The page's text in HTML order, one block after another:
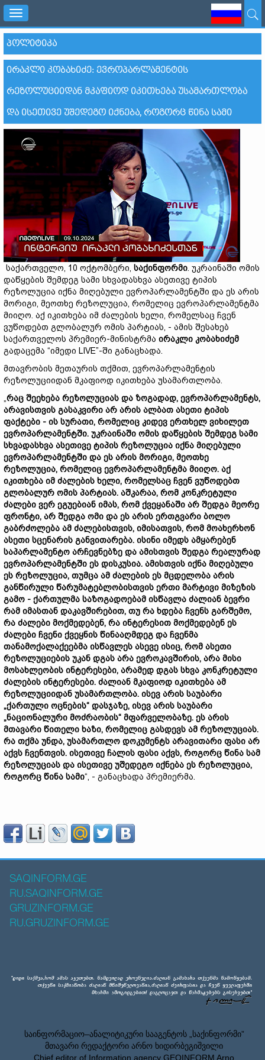
Toggle
navigation
ᲞᲝᲚᲘᲢᲘᲙᲐ
ᲘᲠᲐᲙᲚᲘ ᲙᲝᲑᲐᲮᲘᲫᲔ: ᲔᲕᲠᲝᲞᲐᲠᲚᲐᲛᲔᲜᲢᲘᲡ
ᲠᲔᲖᲝᲚᲣᲪᲘᲘᲓᲐᲜ ᲛᲙᲐᲤᲘᲝᲓ ᲘᲙᲘᲗᲮᲔᲑᲐ ᲣᲡᲐᲛᲐᲠᲗᲚᲝᲑᲐ
ᲓᲐ ᲘᲡᲔᲗᲘᲕᲔ ᲣᲨᲔᲓᲔᲒᲝ ᲘᲥᲜᲔᲑᲐ, ᲠᲝᲒᲝᲠᲪ ᲬᲘᲜᲐ ᲡᲐᲛᲘ
საქართველო, 10 ოქტომბერი, საქინფორმი. უკრაინაში ომის
დაწყების შემდეგ სამი სხვადასხვა ასეთივე ტიპის
რეზოლუცია იქნა მიღებული ევროპარლამენტში და ეს არის
მორიგი, მეოთხე რეზოლუცია, რომელიც ევროპარლამენტმა
მიიღო. აქ იკითხება იმ ძალების ხელი, რომელსაც ჩვენ
ვუწოდებთ გლობალურ ომის პარტიას, - ამის შესახებ
საქართველოს პრემიერ-მინისტრმა ირაკლი კობახიძემ
გადაცემა “იმედი LIVE”-ში განაცხადა.
მთავრობის მეთაურის თქმით, ევროპარლამენტის
რეზოლუციიდან მკაფიოდ იკითხება უსამართლობა.
„რაც შეეხება რეზოლუციას და ზოგადად, ევროპარლამენტს,
არავისთვის გასაკვირი არ არის ალბათ ასეთი ტიპის
ფაქტები - ის სურათი, რომელიც კიდევ ერთხელ ვიხილეთ
ევროპარლამენტში. უკრაინაში ომის დაწყების შემდეგ სამი
სხვადასხვა ასეთივე ტიპის რეზოლუცია იქნა მიღებული
ევროპარლამენტში და ეს არის მორიგი, მეოთხე
რეზოლუცია, რომელიც ევროპარლამენტმა მიიღო. აქ
იკითხება იმ ძალების ხელი, რომელსაც ჩვენ ვუწოდებთ
გლობალურ ომის პარტიას. აშკარაა, რომ კონკრეტული
ძალები ვერ ეგუებიან იმას, რომ ქვეყანაში არ შედგა მეორე
ფრონტი, არ შედგა ომი და ეს არის ერთგვარი ბოლო
გაბრძოლება ამ ძალებისთვის, იმისათვის, რომ მოახერხონ
ასეთი სცენარის განვითარება. ისინი იმედს ამყარებენ
საპარლამენტო არჩევნებზე და ამისთვის შედგა რეალურად
ევროპარლამენტში ეს დისკუსია. ამისთვის იქნა მიღებული
ეს რეზოლუცია, თუმცა ამ ძალების ეს მცდელობა არის
განწირული წარუმატებლობისთვის ერთი მარტივი მიზეზის
გამო - ქართულმა საზოგადოებამ ისწავლა ძალიან ბევრი
რამ იმასთან დაკავშირებით, თუ რა ხდება ჩვენს გარშემო,
რა ძალები მოქმედებენ, რა ინტერესით მოქმედებენ ეს
ძალები ჩვენი ქვეყნის წინააღმდეგ და ჩვენმა
თანამოქალაქეებმა ისწავლეს ასევე ისიც, რომ ასეთი
რეზოლუციების უკან დგას არა ევროკავშირის, არა მისი
მოსახლეობის ინტერესები, არამედ დგას სხვა კონკრეტული
ძალების ინტერესები. ძალიან მკაფიოდ იკითხება ამ
რეზოლუციიდან უსამართლობა. ისევ არის საუბარი
„ქართული ოცნების“ დასჯაზე, ისევ არის საუბარი
„ნაციონალური მოძრაობის“ მფარველობაზე. ეს არის
მთავარი წითელი ხაზი, რომელიც გასდევს ამ რეზოლუციას.
რა თქმა უნდა, უსამართლო დოკუმენტს არავითარი ფასი არ
აქვს ჩვენთვის. ისეთივე ჩალის ფასი აქვს, როგორც წინა სამ
რეზოლუციას და ისეთივე უშედეგო იქნება ეს რეზოლუცია,
როგორც წინა სამი“, - განაცხადა პრემიერმა.
SAQINFORM.GE
RU.SAQINFORM.GE
GRUZINFORM.GE
RU.GRUZINFORM.GE
საინფორმაციო–ანალიტიკური სააგენტოს „საქინფორმი”
მთავარი რედაქტორი არნო ხიდირბეგიშვილი
Chief editor of Information agency GEOINFORM Arno